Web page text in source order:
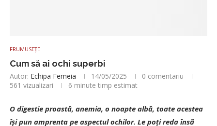
FRUMUSEȚE
Cum să ai ochi superbi
Autor: Echipa Femeia 14/05/2025
0 comentariu
561 vizualizari 6 minute timp estimat
O digestie proastă, anemia, o noapte albă, toate acestea
îşi pun amprenta pe aspectul ochilor. Le poţi reda însă